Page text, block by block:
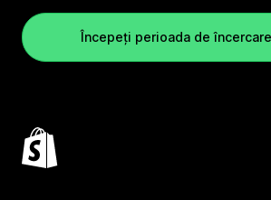
Începeți perioada de